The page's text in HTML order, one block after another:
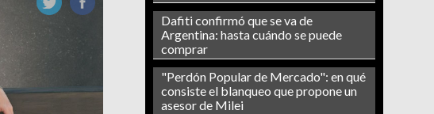
Dafiti confirmó que se va de
Argentina: hasta cuándo se puede
comprar
"Perdón Popular de Mercado": en qué
consiste el blanqueo que propone un
asesor de Milei